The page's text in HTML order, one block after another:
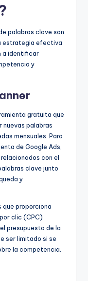
palabras clave son
estrategia efectiva
a identificar
y
gratuita que
nuevas palabras
mensuales. Para
de Google Ads,
con el
clave junto
y
que proporciona
clic (CPC)
presupuesto de la
ser limitado si se
la competencia.